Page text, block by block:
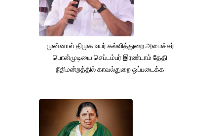
முன்னாள் திமுக உயர் கல்வித்துறை அமைச்சர்
பொன்முடியை செப்டம்பர் இரண்டாம் தேதி
நீதிமன்றத்தில் காவல்துறை ஒப்படைக்க